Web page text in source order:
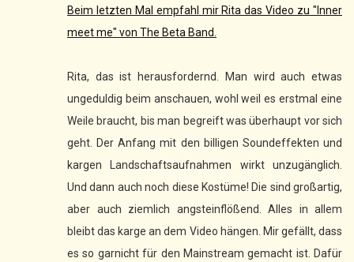
Beim letzten Mal empfahl mir Rita das Video zu "Inner
meet me" von The Beta Band.
Rita, das ist herausfordernd. Man wird auch etwas
ungeduldig beim anschauen, wohl weil es erstmal eine
Weile braucht, bis man begreift was überhaupt vor sich
geht. Der Anfang mit den billigen Soundeffekten und
kargen Landschaftsaufnahmen wirkt unzugänglich.
Und dann auch noch diese Kostüme! Die sind großartig,
aber auch ziemlich angsteinflößend. Alles in allem
bleibt das karge an dem Video hängen. Mir gefällt, dass
es so garnicht für den Mainstream gemacht ist. Dafür